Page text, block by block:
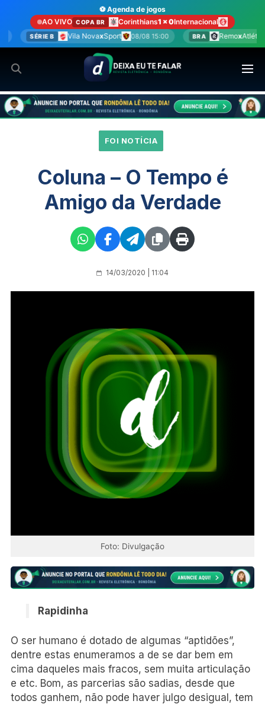
conteúdo
⚽ Agenda de jogos
AO VIVO COPA BR Corinthians1 x 0Internacional
Sport 08/08 15:00 BRA RemoxAtlético-MG 08/08 17:30
FOI NOTÍCIA
Coluna – O Tempo é
Amigo da Verdade
14/03/2020 | 11:04
Foto: Divulgação
Rapidinha
O ser humano é dotado de algumas “aptidões”,
dentre estas enumeramos a de se dar bem em
cima daqueles mais fracos, sem muita articulação
e etc. Bom, as parcerias são sadias, desde que
todos ganhem, não pode haver julgo desigual, tem